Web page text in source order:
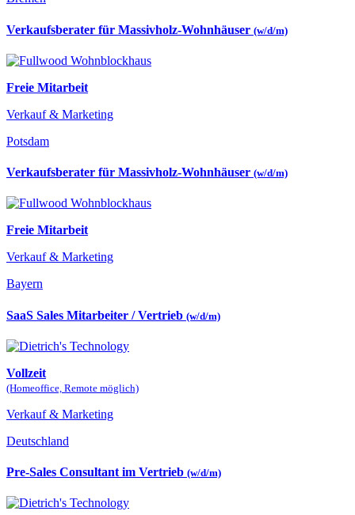
Verkaufsberater für Massivholz-Wohnhäuser (w/d/m)
Freie Mitarbeit
Verkauf & Marketing
Potsdam
Verkaufsberater für Massivholz-Wohnhäuser (w/d/m)
Freie Mitarbeit
Verkauf & Marketing
Bayern
SaaS Sales Mitarbeiter / Vertrieb (w/d/m)
Vollzeit
(Homeoffice, Remote möglich)
Verkauf & Marketing
Deutschland
Pre-Sales Consultant im Vertrieb (w/d/m)